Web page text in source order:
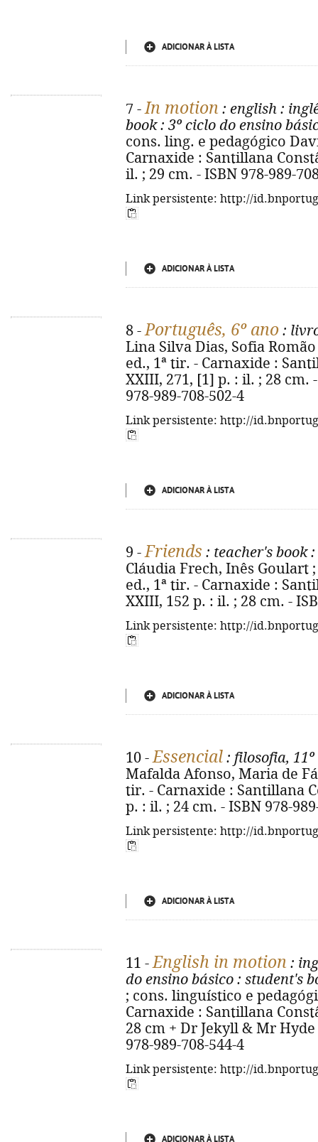
ADICIONAR À LISTA
7 -In motion : english :
book: 3º ciclo do ensino
cons. ling. e pedagógico
Carnaxide : Santillana
il. ; 29 cm. - ISBN 978-989-
Link persistente: http://
ADICIONAR À LISTA
8 -Português, 6º ano :
Lina Silva Dias, Sofia
ed., 1ª tir. - Carnaxide :
XXIII, 271, [1] p. : il. ; 28
978-989-708-502-4
Link persistente: http://
ADICIONAR À LISTA
9 -Friends : teacher's book:
Cláudia Frech, Inês Goulart
ed., 1ª tir. - Carnaxide :
XXIII, 152 p. : il. ; 28 cm. -
Link persistente: http://
ADICIONAR À LISTA
10 -Essencial : filosofia,
Mafalda Afonso, Maria de
tir. - Carnaxide : Santillana
p. : il. ; 24 cm. - ISBN 978-
Link persistente: http://
ADICIONAR À LISTA
11 -English in motion :
do ensino básico : student's
; cons. linguístico e
Carnaxide : Santillana
28 cm + Dr Jekyll & Mr
978-989-708-544-4
Link persistente: http://
ADICIONAR À LISTA